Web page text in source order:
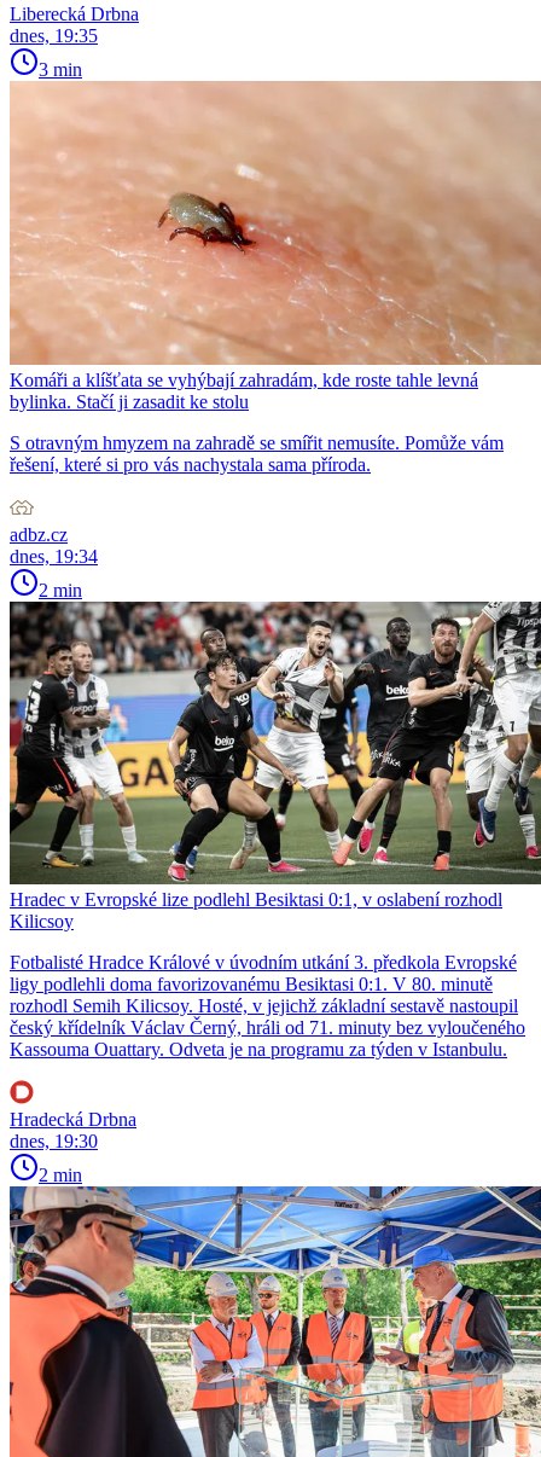
Liberecká Drbna
dnes, 19:35
3 min
Komáři a klíšťata se vyhýbají zahradám, kde roste tahle levná
bylinka. Stačí ji zasadit ke stolu
S otravným hmyzem na zahradě se smířit nemusíte. Pomůže vám
řešení, které si pro vás nachystala sama příroda.
adbz.cz
dnes, 19:34
2 min
Hradec v Evropské lize podlehl Besiktasi 0:1, v oslabení rozhodl
Kilicsoy
Fotbalisté Hradce Králové v úvodním utkání 3. předkola Evropské
ligy podlehli doma favorizovanému Besiktasi 0:1. V 80. minutě
rozhodl Semih Kilicsoy. Hosté, v jejichž základní sestavě nastoupil
český křídelník Václav Černý, hráli od 71. minuty bez vyloučeného
Kassouma Ouattary. Odveta je na programu za týden v Istanbulu.
Hradecká Drbna
dnes, 19:30
2 min